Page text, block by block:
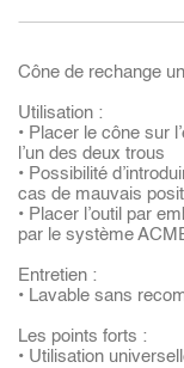
Cône de rechange
Utilisation :
• Placer le cône sur
l’un des deux trous
• Possibilité
cas de mauvais
• Placer l’outil par
par le système
Entretien :
• Lavable sans
Les points forts :
• Utilisation